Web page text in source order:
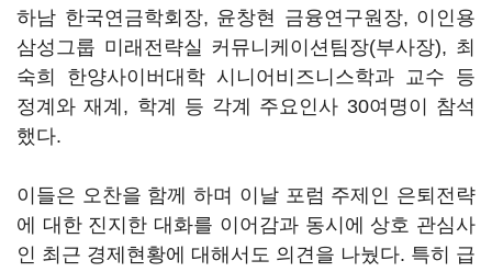
하남 한국연금학회장, 윤창현 금융연구원장, 이인용
삼성그룹 미래전략실 커뮤니케이션팀장(부사장), 최
숙희 한양사이버대학 시니어비즈니스학과 교수 등
정계와 재계, 학계 등 각계 주요인사 30여명이 참석
했다.
이들은 오찬을 함께 하며 이날 포럼 주제인 은퇴전략
에 대한 진지한 대화를 이어감과 동시에 상호 관심사
인 최근 경제현황에 대해서도 의견을 나눴다. 특히 급